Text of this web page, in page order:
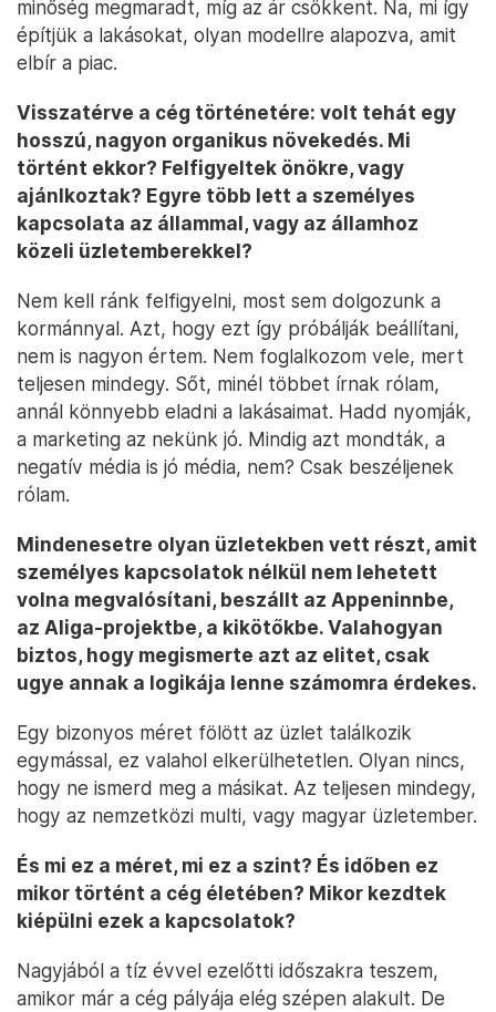
minőség megmaradt, míg az ár csökkent. Na, mi így
építjük a lakásokat, olyan modellre alapozva, amit
elbír a piac.
Visszatérve a cég történetére: volt tehát egy
hosszú, nagyon organikus növekedés. Mi
történt ekkor? Felfigyeltek önökre, vagy
ajánlkoztak? Egyre több lett a személyes
kapcsolata az állammal, vagy az államhoz
közeli üzletemberekkel?
Nem kell ránk felfigyelni, most sem dolgozunk a
kormánnyal. Azt, hogy ezt így próbálják beállítani,
nem is nagyon értem. Nem foglalkozom vele, mert
teljesen mindegy. Sőt, minél többet írnak rólam,
annál könnyebb eladni a lakásaimat. Hadd nyomják,
a marketing az nekünk jó. Mindig azt mondták, a
negatív média is jó média, nem? Csak beszéljenek
rólam.
Mindenesetre olyan üzletekben vett részt, amit
személyes kapcsolatok nélkül nem lehetett
volna megvalósítani, beszállt az Appeninnbe,
az Aliga-projektbe, a kikötőkbe. Valahogyan
biztos, hogy megismerte azt az elitet, csak
ugye annak a logikája lenne számomra érdekes.
Egy bizonyos méret fölött az üzlet találkozik
egymással, ez valahol elkerülhetetlen. Olyan nincs,
hogy ne ismerd meg a másikat. Az teljesen mindegy,
hogy az nemzetközi multi, vagy magyar üzletember.
És mi ez a méret, mi ez a szint? És időben ez
mikor történt a cég életében? Mikor kezdtek
kiépülni ezek a kapcsolatok?
Nagyjából a tíz évvel ezelőtti időszakra teszem,
amikor már a cég pályája elég szépen alakult. De